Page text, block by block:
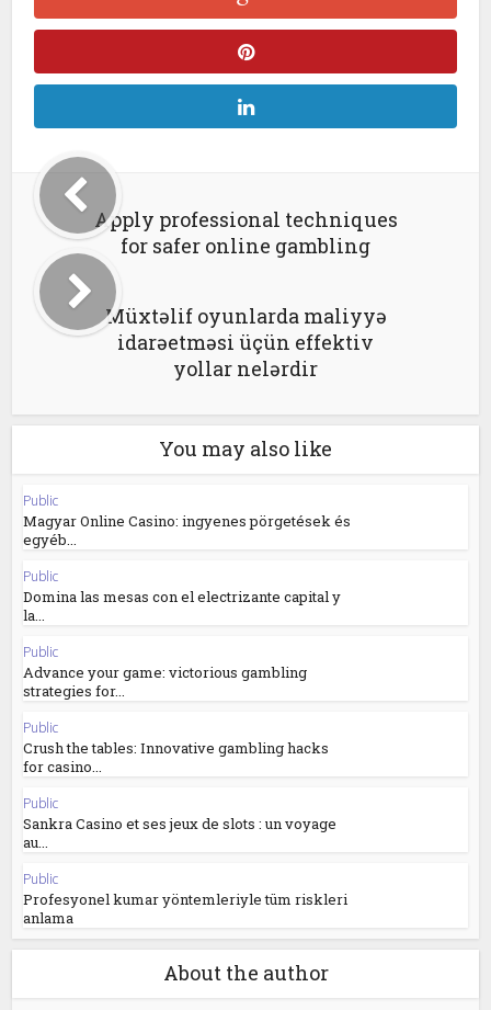
Apply professional techniques
for safer online gambling
Müxtəlif oyunlarda maliyyə
idarəetməsi üçün effektiv
yollar nelərdir
You may also like
Public
Magyar Online Casino: ingyenes pörgetések és
egyéb...
Public
Domina las mesas con el electrizante capital y
la...
Public
Advance your game: victorious gambling
strategies for...
Public
Crush the tables: Innovative gambling hacks
for casino...
Public
Sankra Casino et ses jeux de slots : un voyage
au...
Public
Profesyonel kumar yöntemleriyle tüm riskleri
anlama
About the author